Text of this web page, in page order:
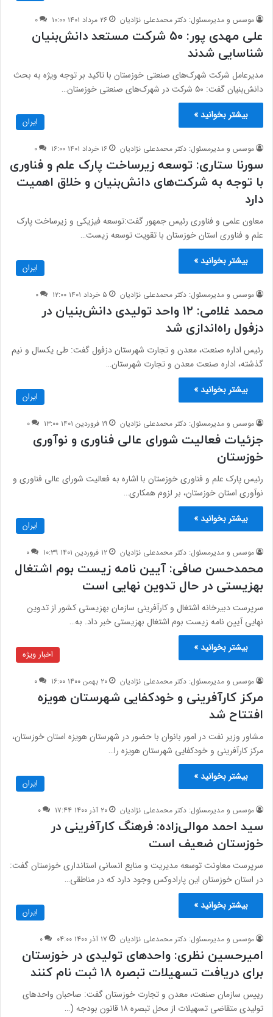
موسس و مدیرمسئول: دکتر محمدعلی نژادیان ۲۶ مرداد ۱۴۰۱ ۱۰:۰۰ ۰
علی مهدی پور: ۵۰ شرکت مستعد دانش‌بنیان
شناسایی شدند
مدیرعامل شرکت شهرک‌های صنعتی خوزستان با تاکید بر توجه ویژه به بحث
دانش‌بنیان گفت: ۵۰ شرکت در شهرک‌های صنعتی خوزستان…
بیشتر بخوانید »
ایران
موسس و مدیرمسئول: دکتر محمدعلی نژادیان ۱۶ خرداد ۱۴۰۱ ۱۶:۰۰ ۰
سورنا ستاری: توسعه زیرساخت پارک علم و فناوری
با توجه به شرکت‌های دانش‌بنیان‌ و خلاق اهمیت
دارد
معاون علمی و فناوری رئیس جمهور گفت:توسعه فیزیکی و زیرساخت پارک
علم و فناوری استان خوزستان با تقویت توسعه زیست…
بیشتر بخوانید »
ایران
موسس و مدیرمسئول: دکتر محمدعلی نژادیان ۵ خرداد ۱۴۰۱ ۱۲:۰۰ ۰
محمد غلامی: ۱۲ واحد تولیدی دانش‌بنیان در
دزفول راه‌اندازی شد
رئیس اداره صنعت، معدن و تجارت شهرستان دزفول گفت: طی یکسال و نیم
گذشته، اداره صنعت معدن و تجارت شهرستان…
بیشتر بخوانید »
ایران
موسس و مدیرمسئول: دکتر محمدعلی نژادیان ۱۹ فروردین ۱۴۰۱ ۱۳:۰۰ ۰
جزئیات فعالیت شورای عالی فناوری و نوآوری
خوزستان
رئیس پارک علم و فناوری خوزستان با اشاره به فعالیت شورای عالی فناوری و
نوآوری استان خوزستان، بر لزوم همکاری…
بیشتر بخوانید »
ایران
موسس و مدیرمسئول: دکتر محمدعلی نژادیان ۱۲ فروردین ۱۴۰۱ ۱۰:۳۹ ۰
محمدحسن صافی: آیین نامه زیست بوم اشتغال
بهزیستی در حال تدوین نهایی است
سرپرست دبیرخانه اشتغال و کارآفرینی سازمان بهزیستی کشور از تدوین
نهایی آیین نامه زیست بوم اشتغال بهزیستی خبر داد. به…
بیشتر بخوانید »
اخبار ویژه
موسس و مدیرمسئول: دکتر محمدعلی نژادیان ۲۰ بهمن ۱۴۰۰ ۱۶:۰۰ ۰
مرکز کارآفرینی و خودکفایی شهرستان هویزه
افتتاح شد
مشاور وزیر نفت در امور بانوان با حضور در شهرستان هویزه استان خوزستان،
مرکز کارآفرینی و خودکفایی شهرستان هویزه را…
بیشتر بخوانید »
ایران
موسس و مدیرمسئول: دکتر محمدعلی نژادیان ۲۰ آذر ۱۴۰۰ ۱۷:۴۴ ۰
سید احمد موالی‌زاده: فرهنگ کارآفرینی در
خوزستان ضعیف است
سرپرست معاونت توسعه مدیریت و منابع انسانی استانداری خوزستان گفت:
در استان خوزستان این پارادوکس وجود دارد که در مناطقی…
بیشتر بخوانید »
ایران
موسس و مدیرمسئول: دکتر محمدعلی نژادیان ۱۷ آذر ۱۴۰۰ ۰۴:۰۰ ۰
امیرحسین نظری: واحدهای تولیدی در خوزستان
برای دریافت تسهیلات تبصره ۱۸ ثبت نام کنند
رییس سازمان صنعت، معدن و تجارت خوزستان گفت: صاحبان واحدهای
تولیدی متقاضی تسهیلات از محل تبصره ۱۸ قانون بودجه (…